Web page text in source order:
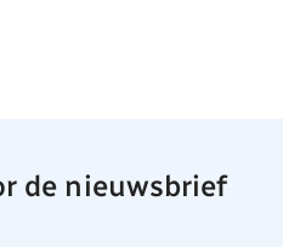
de nieuwsbrief